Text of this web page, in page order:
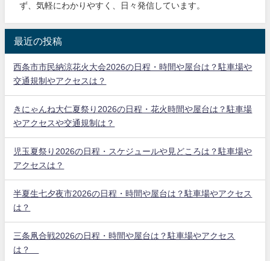
ず、気軽にわかりやすく、日々発信しています。
最近の投稿
西条市市民納涼花火大会2026の日程・時間や屋台は？駐車場や
交通規制やアクセスは？
きにゃんね大仁夏祭り2026の日程・花火時間や屋台は？駐車場
やアクセスや交通規制は？
児玉夏祭り2026の日程・スケジュールや見どころは？駐車場や
アクセスは？
半夏生七夕夜市2026の日程・時間や屋台は？駐車場やアクセス
は？
三条凧合戦2026の日程・時間や屋台は？駐車場やアクセス
は？